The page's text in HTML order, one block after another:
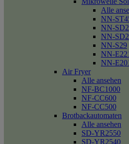
Alle
NN-
NN-
NN-
NN-S29
NN-
NN-
Air Fryer
Alle ansehen
NF-BC1000
NF-CC600
NF-CC500
Brotbackautomaten
Alle ansehen
SD-YR2550
SD-YR2540